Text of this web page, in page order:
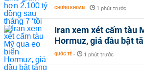
CHỨNG KHOÁN - 1 phút trước
Iran xem xét cấm tàu
Hormuz, giá dầu bật
QUỐC TẾ - 1 phút trước